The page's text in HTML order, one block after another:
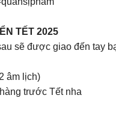
TẾT 2025
sẽ được giao đến tay
âm lịch)
trước Tết nha